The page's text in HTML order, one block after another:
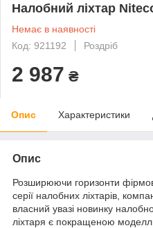
Налобний ліхтар
Немає в наявності
Код: 921192
Роздріб
2 987 ₴
Опис Характеристики
Опис
Розширюючи горизонти
серії налобних ліхтарів,
власний увазі новинку
ліхтаря є покращеною